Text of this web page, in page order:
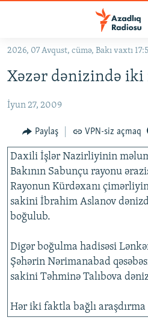
Əsas
qayıt
naviqasiyaya
Axtarışa
keç
KORRUPSIOMETR
#ƏSLINDƏ
FƏRQƏ BAX
QANUNI DOĞRU
ARAŞDIRMA
MULTIMEDIA
FOTOQALEREYA
İNFOQRAFIKA
KARIKATURA
OXU ZALI
AZƏRBAYCAN ƏDƏBIYYATI
İSLAM VƏ DEMOKRATIYA
HAQQIMIZDA
MISSIYAMIZ
PEŞƏ ETIKASI VƏ JURNALISTIKA
2026, 07 Avqust, cümə, Bakı vaxtı
Xəzər dənizində iki
İyun 27, 2009
Paylaş VPN-siz açmaq
Daxili İşlər Nazirliyinin
Bakının Sabunçu rayonu
Rayonun Kürdəxanı
sakini İbrahim Aslanov
boğulub.
Digər boğulma hadisəsi
Şəhərin Nərimanabad
sakini Təhminə Talıbova
Hər iki faktla bağlı araşdırma